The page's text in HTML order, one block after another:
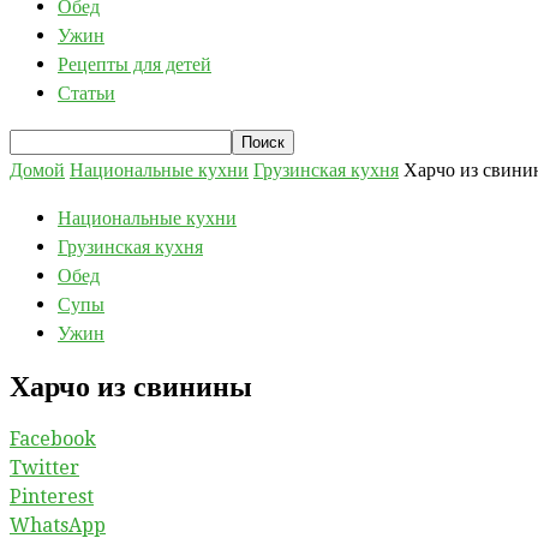
Обед
Ужин
Рецепты для детей
Статьи
Домой Национальные кухни Грузинская кухня Харчо из
Национальные кухни
Грузинская кухня
Обед
Супы
Ужин
Харчо из свинины
Facebook
Twitter
Pinterest
WhatsApp